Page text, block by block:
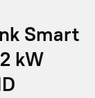
Smart
kW